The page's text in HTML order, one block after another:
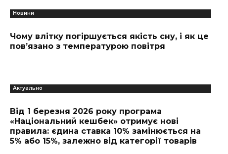
Новини
Чому влітку погіршується якість сну, і як це
пов’язано з температурою повітря
Актуально
Від 1 березня 2026 року програма
«Національний кешбек» отримує нові
правила: єдина ставка 10% замінюється на
5% або 15%, залежно від категорії товарів